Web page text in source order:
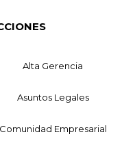
Alta Gerencia
Asuntos Legales
Comunidad Empresarial